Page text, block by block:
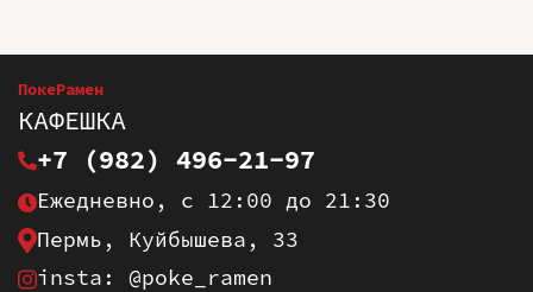
ПокеРамен
КАФЕШКА
+7 (982) 496-21-97
Ежедневно, с 12:00 до 21:30
Пермь, Куйбышева, 33
insta: @poke_ramen